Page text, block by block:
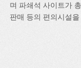
며 파쇄석 사이트가
판매 등의 편의시설